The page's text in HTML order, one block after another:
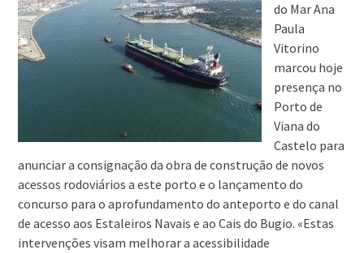
do Mar Ana
Paula
Vitorino
marcou hoje
presença no
Porto de
Viana do
Castelo para
anunciar a consignação da obra de construção de novos
acessos rodoviários a este porto e o lançamento do
concurso para o aprofundamento do anteporto e do canal
de acesso aos Estaleiros Navais e ao Cais do Bugio. «Estas
intervenções visam melhorar a acessibilidade